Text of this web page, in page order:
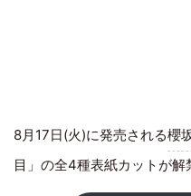
8月17日(火)に発売される櫻
目」の全4種表紙カットが解